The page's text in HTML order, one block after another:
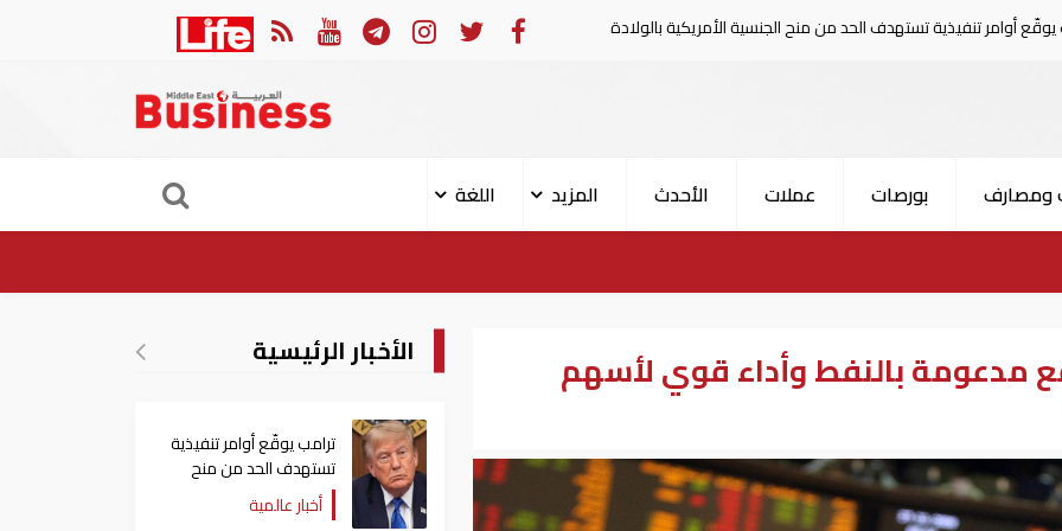
الحد من منح الجنسية الأمريكية بالولادة ترامب يوقّع أوامر تنفيذية تستهدف الحد من منح الجنسية الأمريكية بالولادة
ومصارف بورصات عملات الأحدث المزيد
اللغة
مدعومة بالنفط وأداء قوي لأسهم الأخبار الرئيسية
ترامب يوقّع أوامر تنفيذية
تستهدف الحد من منح
الجنسية الأمريكية بالولادة
أخبار عالمية